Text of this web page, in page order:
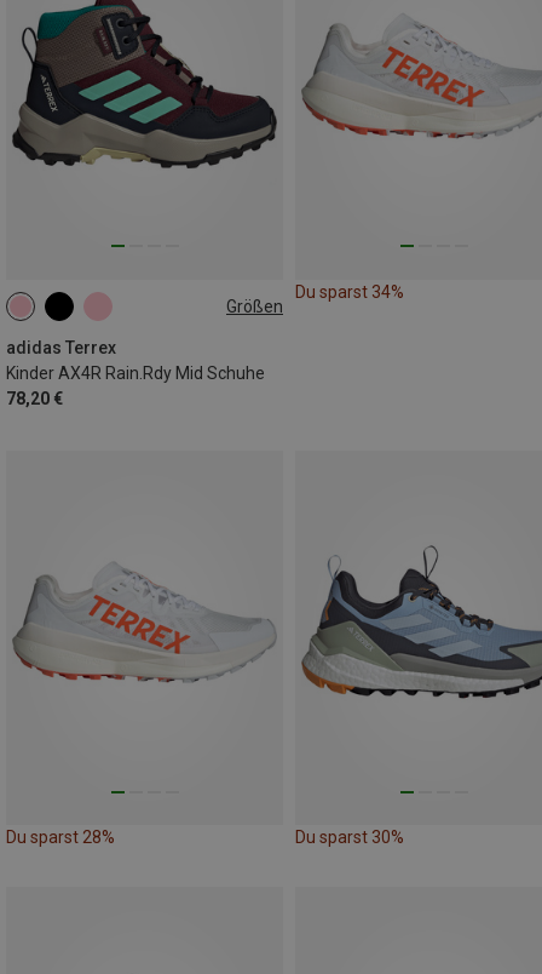
Größen
adidas Terrex
Kinder AX4R Rain.Rdy Mid Schuhe
78,20 €
Du sparst 34%
Du sparst 28% Du sparst 30%